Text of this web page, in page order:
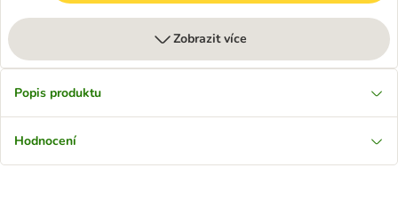
Zobrazit více
Popis produktu
Hodnocení